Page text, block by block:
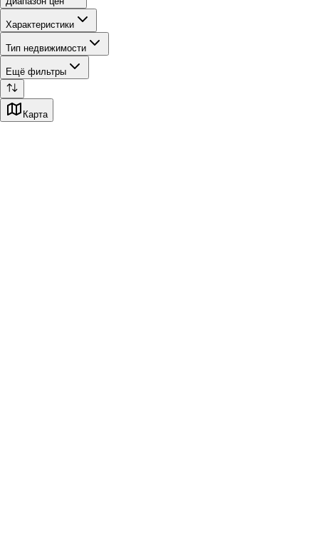
Характеристики
Тип недвижимости
Ещё фильтры
Карта